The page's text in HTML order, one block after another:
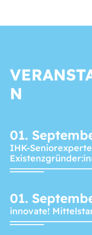
N
01.
IHK-
01.
innovate!